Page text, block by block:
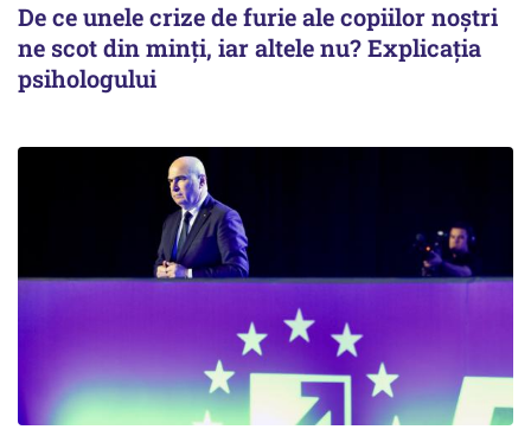
De ce unele crize de furie ale copiilor noștri
ne scot din minți, iar altele nu? Explicația
psihologului